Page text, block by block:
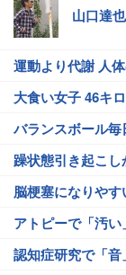
山口達
運動より代謝 人
大食い女子 46キ
バランスボール
躁状態引き起こ
脳梗塞になりや
アトピーで「汚
認知症研究で「